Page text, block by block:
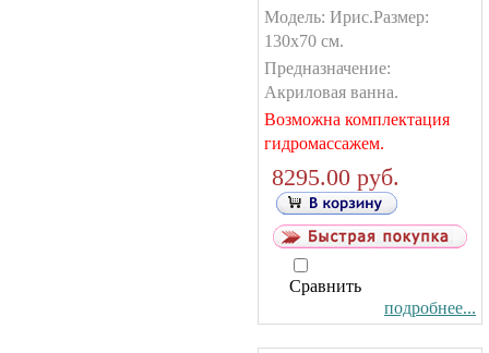
Модель: Ирис.Размер:
130х70 см.
Предназначение:
Акриловая ванна.
Возможна комплектация
гидромассажем.
8295.00 руб.
Сравнить
подробнее...